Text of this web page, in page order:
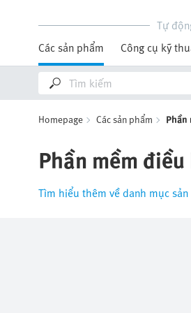
Tự
Các sản phẩm
Công cụ kỹ
Homepage Các sản phẩm Phần
Phần mềm
Tìm hiểu thêm về danh mục